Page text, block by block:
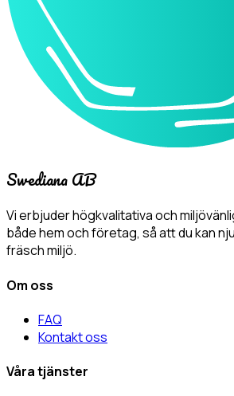
Swediana AB
Vi erbjuder högkvalitativa och
både hem och företag, så att du kan
fräsch miljö.
Om oss
FAQ
Kontakt oss
Våra tjänster